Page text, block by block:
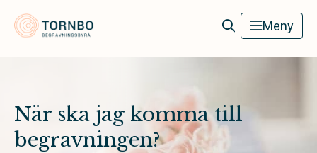
Tornbo Begravningsbyrå Meny
När ska jag komma till
begravningen?